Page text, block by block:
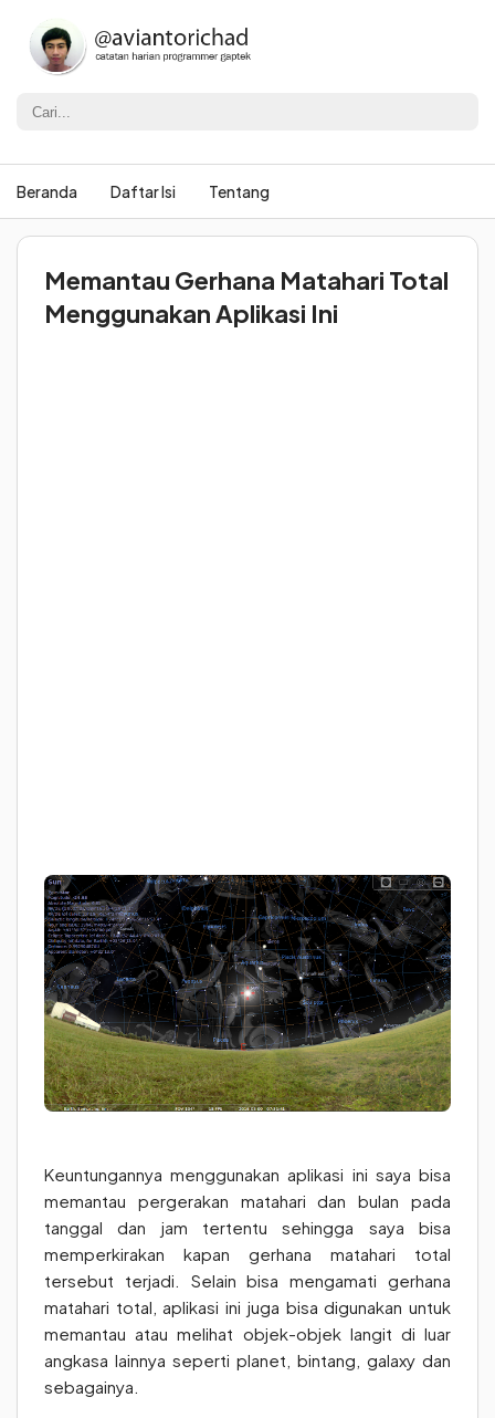
Beranda Daftar Isi Tentang
Memantau Gerhana Matahari Total
Menggunakan Aplikasi Ini
Keuntungannya menggunakan aplikasi ini saya bisa
memantau pergerakan matahari dan bulan pada
tanggal dan jam tertentu sehingga saya bisa
memperkirakan kapan gerhana matahari total
tersebut terjadi. Selain bisa mengamati gerhana
matahari total, aplikasi ini juga bisa digunakan untuk
memantau atau melihat objek-objek langit di luar
angkasa lainnya seperti planet, bintang, galaxy dan
sebagainya.